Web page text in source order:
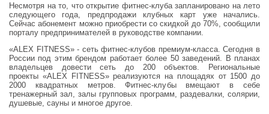
Несмотря на то, что открытие фитнес-клуба запланировано на лето
следующего года, предпродажи клубных карт уже начались.
Сейчас абонемент можно приобрести со скидкой до 70%, сообщили
порталу предпринимателей в руководстве компании.
«ALEX FITNESS» - сеть фитнес-клубов премиум-класса. Сегодня в
России под этим брендом работает более 50 заведений. В планах
владельцев довести сеть до 200 объектов. Региональные
проекты «ALEX FITNESS» реализуются на площадях от 1500 до
2000 квадратных метров. Фитнес-клубы вмещают в себе
тренажерный зал, залы групповых программ, раздевалки, солярии,
душевые, сауны и многое другое.